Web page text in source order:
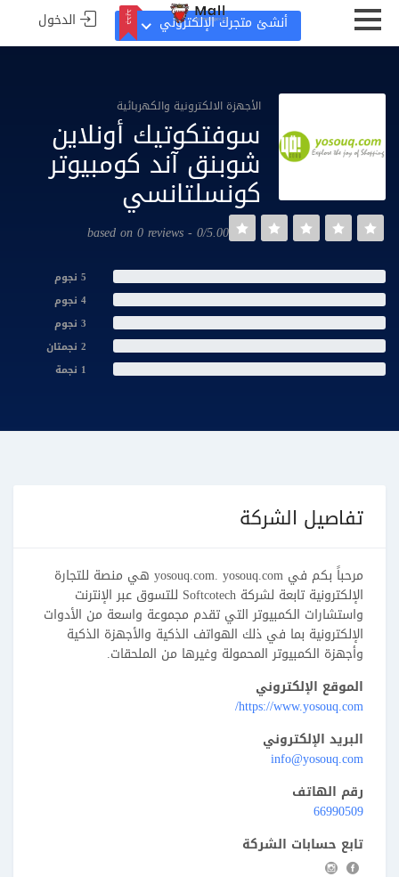
أنشئ متجرك الإلكتروني جديد الدخول
الأجهزة الالكترونية والكهربائية
سوفتكوتيك أونلاين
شوبنق آند كومبيوتر
كونسلتانسي
0/5.00 - based on 0 reviews
5 نجوم
4 نجوم
3 نجوم
2 نجمتان
1 نجمة
تفاصيل الشركة
مرحباً بكم في yosouq.com. yosouq.com هي منصة للتجارة
الإلكترونية تابعة لشركة Softcotech للتسوق عبر الإنترنت
واستشارات الكمبيوتر التي تقدم مجموعة واسعة من الأدوات
الإلكترونية بما في ذلك الهواتف الذكية والأجهزة الذكية
وأجهزة الكمبيوتر المحمولة وغيرها من الملحقات.
الموقع الإلكتروني
https://www.yosouq.com/
البريد الإلكتروني
info@yosouq.com
رقم الهاتف
66990509
تابع حسابات الشركة